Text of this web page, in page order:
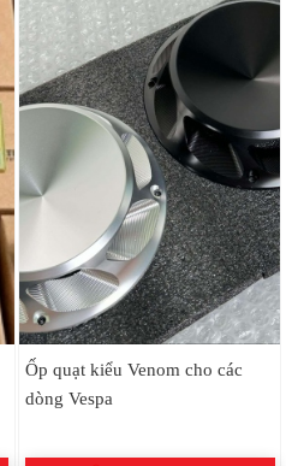
Ốp quạt kiểu Venom cho các
dòng Vespa